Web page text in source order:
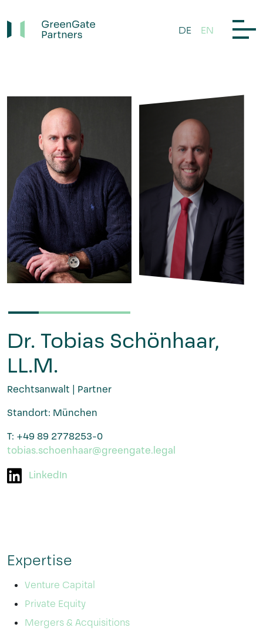
DE EN
Dr. Tobias Schönhaar,
LL.M.
Rechtsanwalt | Partner
Standort: München
T: +49 89 2778253-0
tobias.schoenhaar@greengate.legal
LinkedIn
Expertise
Venture Capital
Private Equity
Mergers & Acquisitions